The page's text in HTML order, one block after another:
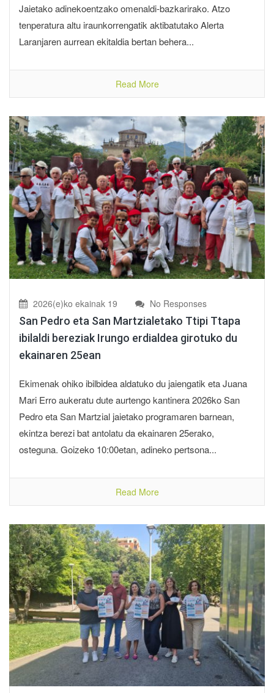
Jaietako adinekoentzako omenaldi-bazkarirako. Atzo
tenperatura altu iraunkorrengatik aktibatutako Alerta
Laranjaren aurrean ekitaldia bertan behera...
Read More
2026(e)ko ekainak 19 No Responses
San Pedro eta San Martzialetako Ttipi Ttapa
ibilaldi bereziak Irungo erdialdea girotuko du
ekainaren 25ean
Ekimenak ohiko ibilbidea aldatuko du jaiengatik eta Juana
Mari Erro aukeratu dute aurtengo kantinera 2026ko San
Pedro eta San Martzial jaietako programaren barnean,
ekintza berezi bat antolatu da ekainaren 25erako,
osteguna. Goizeko 10:00etan, adineko pertsona...
Read More